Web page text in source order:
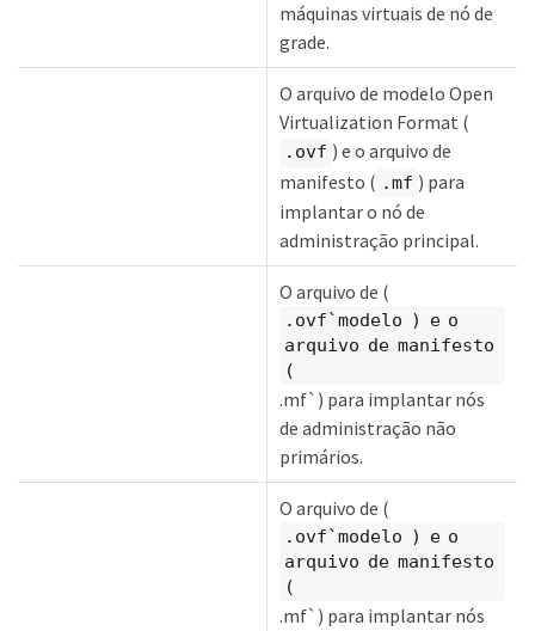
máquinas virtuais de nó de
grade.
O arquivo de modelo Open
Virtualization Format (
.ovf ) e o arquivo de
manifesto ( .mf ) para
implantar o nó de
administração principal.
O arquivo de (
.ovf`modelo ) e o
arquivo de manifesto
(
.mf`) para implantar nós
de administração não
primários.
O arquivo de (
.ovf`modelo ) e o
arquivo de manifesto
(
.mf`) para implantar nós